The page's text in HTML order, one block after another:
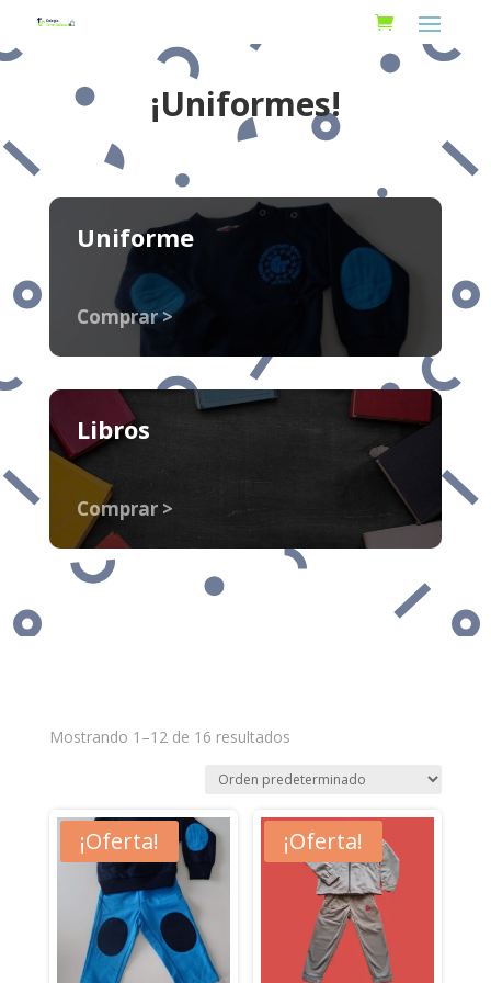
¡Uniformes!
Uniforme
Comprar >
Libros
Comprar >
Mostrando 1–12 de 16 resultados
¡Oferta! ¡Oferta!